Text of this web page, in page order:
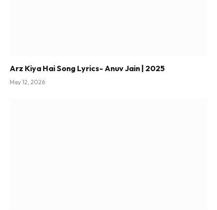
Arz Kiya Hai Song Lyrics- Anuv Jain | 2025
May 12, 2026